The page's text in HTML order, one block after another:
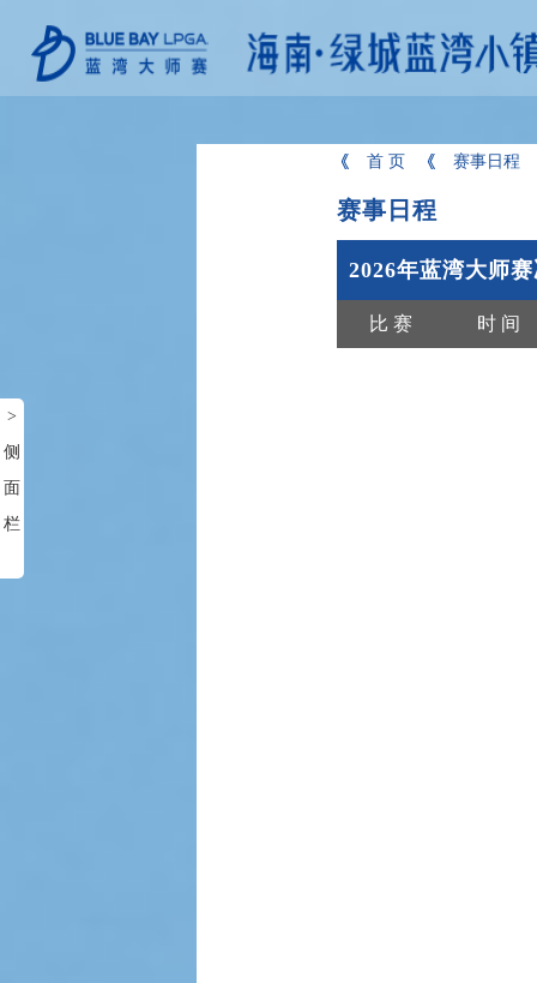
首 页 赛事日程
赛事日程
2026年蓝湾大师
比 赛 时 间
>
侧
面
栏